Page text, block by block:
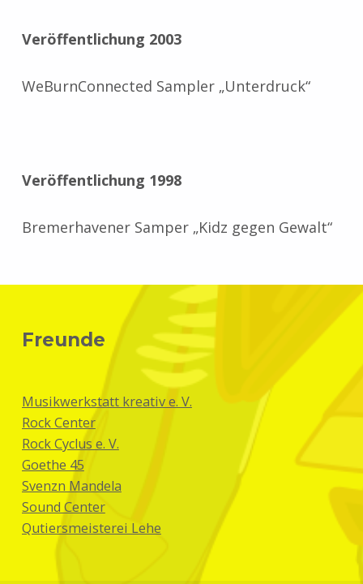
Veröffentlichung 2003
WeBurnConnected Sampler „Unterdruck“
Veröffentlichung 1998
Bremerhavener Samper „Kidz gegen Gewalt“
Freunde
Musikwerkstatt kreativ e. V.
Rock Center
Rock Cyclus e. V.
Goethe 45
Svenzn Mandela
Sound Center
Qutiersmeisterei Lehe